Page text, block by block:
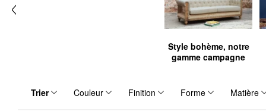
Style bohème, notre
gamme campagne
Trier Couleur Finition Forme Matière